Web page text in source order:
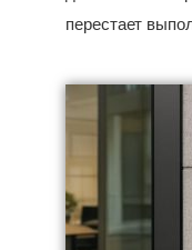
перестает